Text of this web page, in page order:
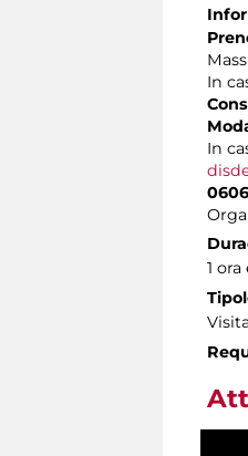
In
In
1